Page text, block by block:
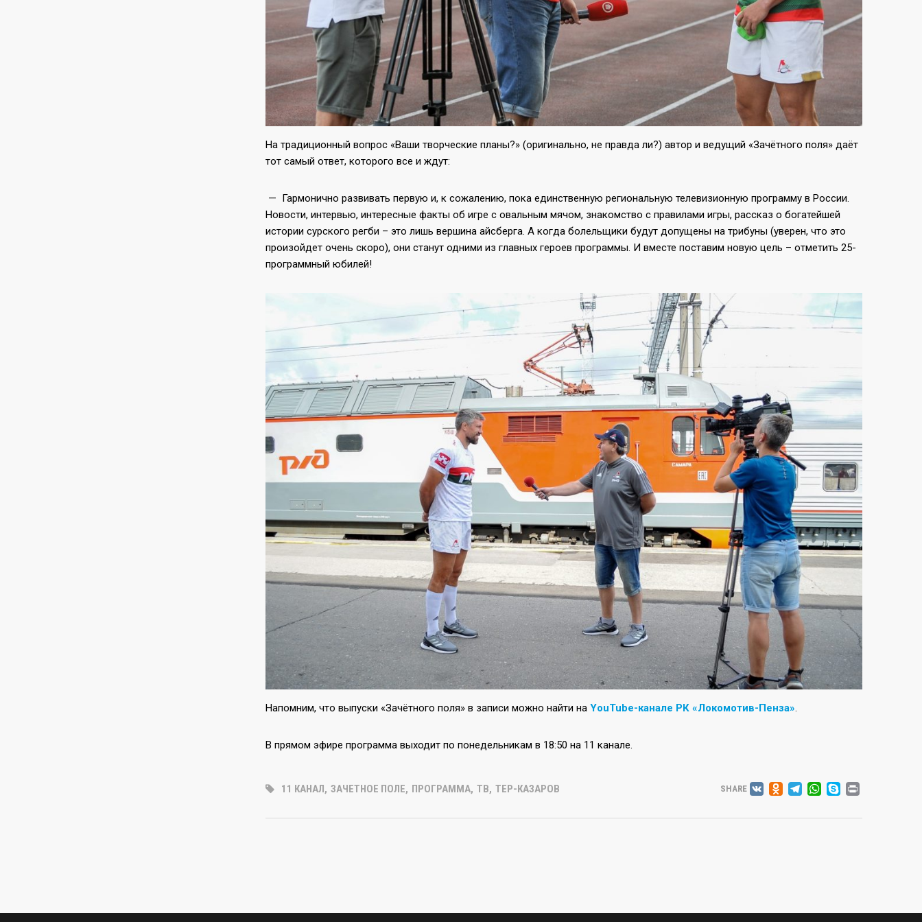
На традиционный вопрос «Ваши творческие планы?» (оригинально, не правда ли?) автор и ведущий «Зачётного поля» даёт
тот самый ответ, которого все и ждут:
— Гармонично развивать первую и, к сожалению, пока единственную региональную телевизионную программу в России.
Новости, интервью, интересные факты об игре с овальным мячом, знакомство с правилами игры, рассказ о богатейшей
истории сурского регби – это лишь вершина айсберга. А когда болельщики будут допущены на трибуны (уверен, что это
произойдет очень скоро), они станут одними из главных героев программы. И вместе поставим новую цель – отметить 25-
программный юбилей!
Напомним, что выпуски «Зачётного поля» в записи можно найти на YouTube-канале РК «Локомотив-Пенза».
В прямом эфире программа выходит по понедельникам в 18:50 на 11 канале.
11 КАНАЛ, ЗАЧЕТНОЕ ПОЛЕ, ПРОГРАММА, ТВ, ТЕР-КАЗАРОВ SHARE VK TELEGRAM
SKYPE